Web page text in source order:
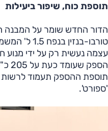
תוספת כוח, שיפור ביעילות
הדור החדש שומר על המבנה
טורבו-
עצמה נעשית רק על ידי מנוע
תוספת ההספק תעמוד
'ספורט'.